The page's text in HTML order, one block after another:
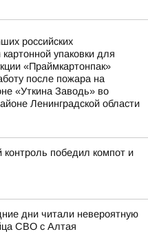
российских
упаковки для
«Праймкартонпак»
после пожара на
«Уткина Заводь» во
Ленинградской области
контроль победил компот и
дни читали невероятную
СВО с Алтая